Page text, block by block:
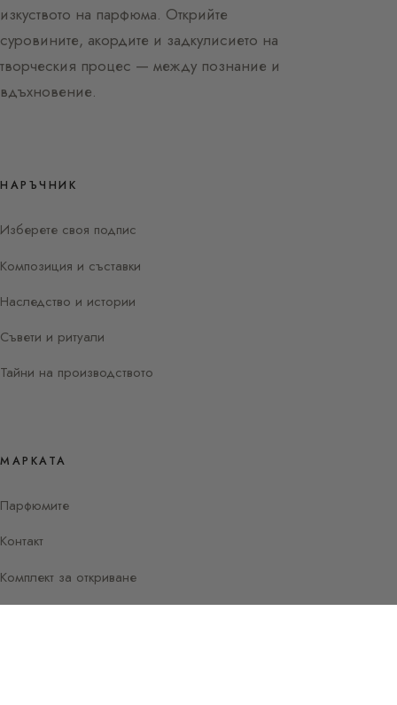
изкуството на парфюма. Открийте
суровините, акордите и задкулисието на
творческия процес — между познание и
вдъхновение.
НАРЪЧНИК
Изберете своя подпис
Композиция и съставки
Наследство и истории
Съвети и ритуали
Тайни на производството
МАРКАТА
Парфюмите
Контакт
Комплект за откриване